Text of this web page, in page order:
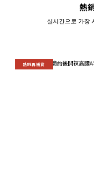
熱
실시간으로 가장
熱銷再補貨